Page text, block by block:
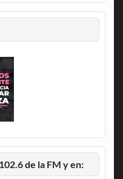
de la FM y en: